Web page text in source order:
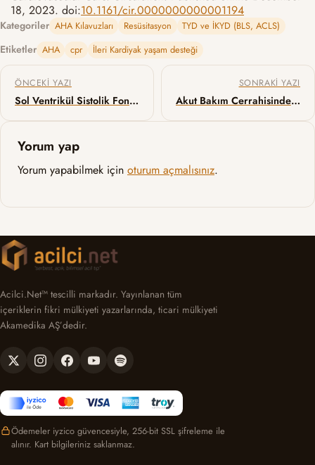
18, 2023. doi:10.1161/cir.0000000000001194
Kategoriler AHA Kılavuzları Resüsitasyon TYD ve İKYD (BLS, ACLS)
Etiketler AHA cpr İleri Kardiyak yaşam desteği
Yazı gezinmesi
ÖNCEKI YAZI
Sol Ventrikül Sistolik Fonksiyonunun Görsel Değerlendirilmesi
SONRAKI YAZI
Akut Bakım Cerrahisinde Yeni Zamanlama (Yeni TACS) Sınıflandırması: WSES Delphi Fikir Birliği Çalışması
Yorum yap
Yorum yapabilmek için oturum açmalısınız.
Acilci.Net™ tescilli markadır. Yayınlanan tüm
içeriklerin fikri mülkiyeti yazarlarında, ticari mülkiyeti
Akamedika AŞ’dedir.
Ödemeler iyzico güvencesiyle, 256-bit SSL şifreleme ile
alınır. Kart bilgileriniz saklanmaz.